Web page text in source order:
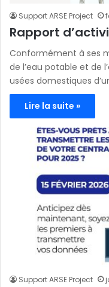
Support ARSE Project
Rapport
Conformément à ses
de l’eau potable et de
usées domestiques
Lire la suite »
Support ARSE Project